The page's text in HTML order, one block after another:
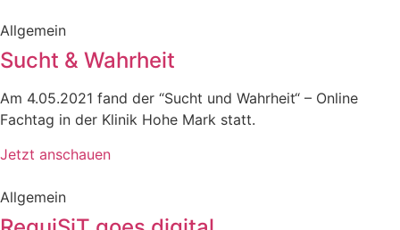
Allgemein
Sucht & Wahrheit
Am 4.05.2021 fand der “Sucht und Wahrheit“ – Online
Fachtag in der Klinik Hohe Mark statt.
Jetzt anschauen
Allgemein